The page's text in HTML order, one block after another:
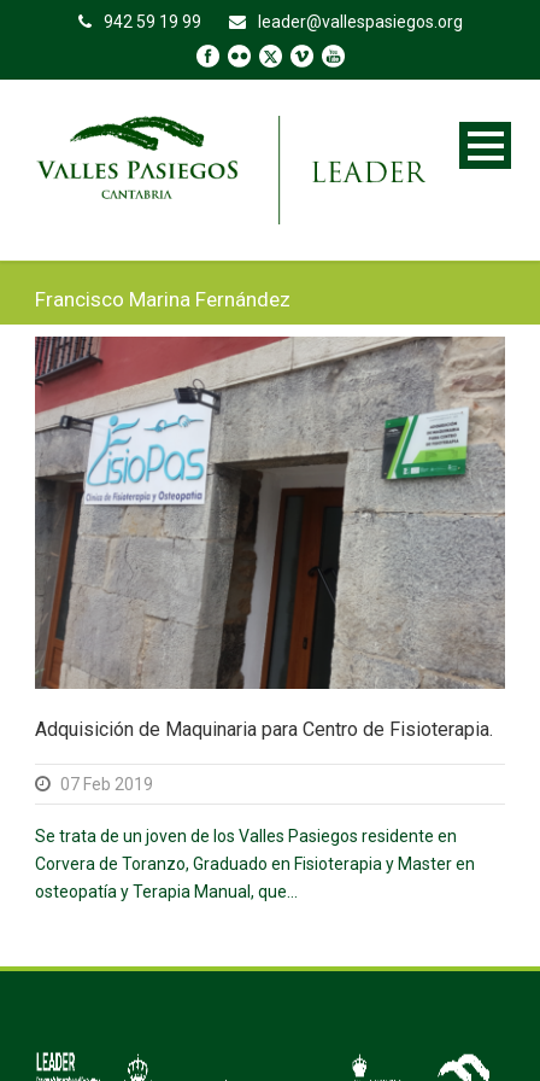
942 59 19 99 leader@vallespasiegos.org
Francisco Marina Fernández
Adquisición de Maquinaria para Centro de Fisioterapia.
07 Feb 2019
Se trata de un joven de los Valles Pasiegos residente en
Corvera de Toranzo, Graduado en Fisioterapia y Master en
osteopatía y Terapia Manual, que...